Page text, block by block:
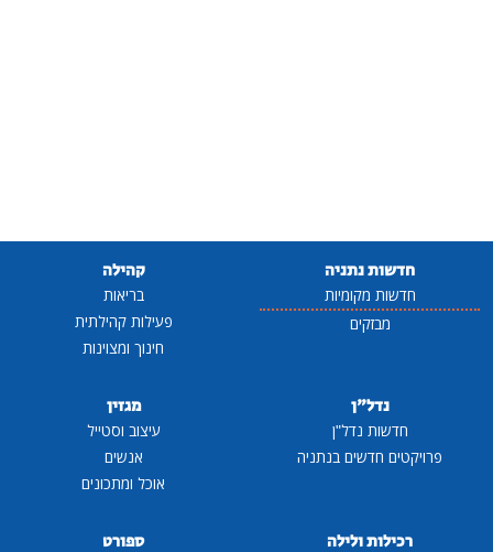
חדשות נתניה
חדשות מקומיות
מבזקים
קהילה
בריאות
פעילות קהילתית
חינוך ומצוינות
נדל"ן
חדשות נדל"ן
פרויקטים חדשים בנתניה
מגזין
עיצוב וסטייל
אנשים
אוכל ומתכונים
רכילות ולילה ספורט